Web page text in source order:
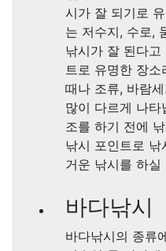
시가 잘 되기로
는 저수지, 수로,
낚시가 잘 된다
트로 유명한 장
때나 조류, 바람
많이 다르게 나
조를 하기 전에
낚시 포인트로
거운 낚시를 하실
바다낚시
바다낚시의 종류